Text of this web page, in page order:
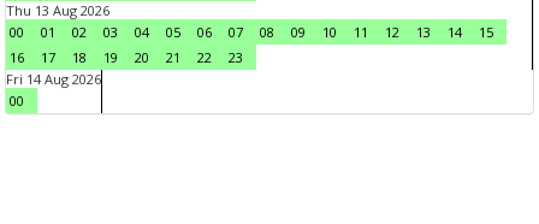
Thu 13 Aug 2026
00
01 02 03 04 05 06 07 08 09 10 11 12 13 14
15
16
17 18 19 20 21 22
23
Fri 14 Aug 2026
00